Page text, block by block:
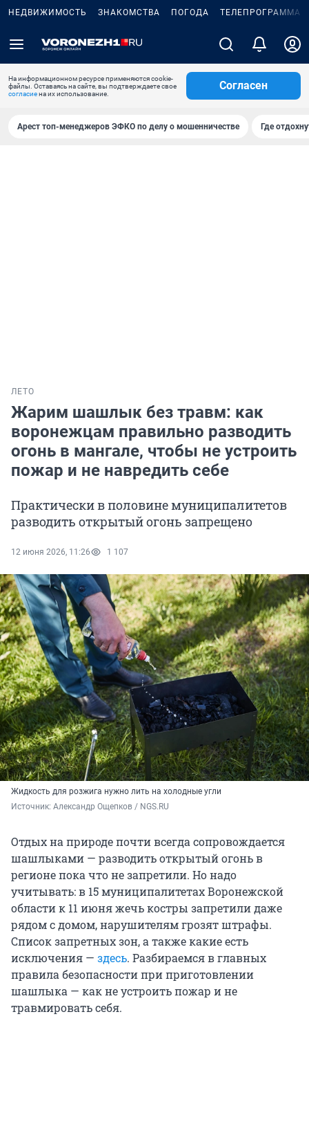
НЕДВИЖИМОСТЬ ЗНАКОМСТВА ПОГОДА ТЕЛЕПРОГРАММА
На информационном ресурсе применяются cookie-
файлы. Оставаясь на сайте, вы подтверждаете свое
согласиена их использование.
Согласен
Арест топ-менеджеров ЭФКО по делу о мошенничестве Где
ЛЕТО
Жарим шашлык без травм: как
воронежцам правильно разводить
огонь в мангале, чтобы не устроить
пожар и не навредить себе
Практически в половине муниципалитетов
разводить открытый огонь запрещено
12 июня 2026, 11:26 1 107
Жидкость для розжига нужно лить на холодные угли
Источник: Александр Ощепков / NGS.RU
Отдых на природе почти всегда сопровождается
шашлыками — разводить открытый огонь в
регионе пока что не запретили. Но надо
учитывать: в 15 муниципалитетах Воронежской
области к 11 июня жечь костры запретили даже
рядом с домом, нарушителям грозят штрафы.
Список запретных зон, а также какие есть
исключения — здесь. Разбираемся в главных
правила безопасности при приготовлении
шашлыка — как не устроить пожар и не
травмировать себя.